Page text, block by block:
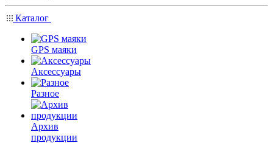
Каталог
GPS маяки
Аксессуары
Разное
Архив
продукции